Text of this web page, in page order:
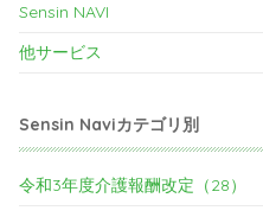
Sensin NAVI
他サービス
Sensin Naviカテゴリ別
令和3年度介護報酬改定（28）